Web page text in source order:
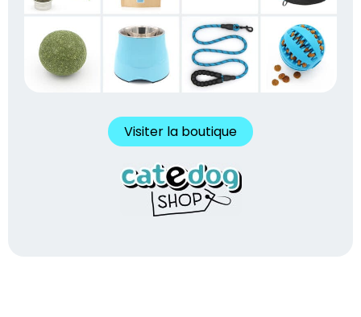
Visiter la boutique